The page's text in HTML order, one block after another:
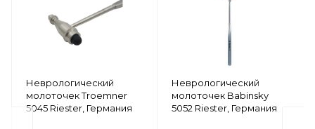
Неврологический
молоточек Troemner
5045 Riester, Германия
Неврологический
молоточек Babinsky
5052 Riester, Германия